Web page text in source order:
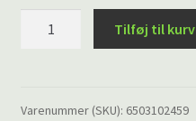
Tilføj til kurv
Varenummer (SKU): 6503102459